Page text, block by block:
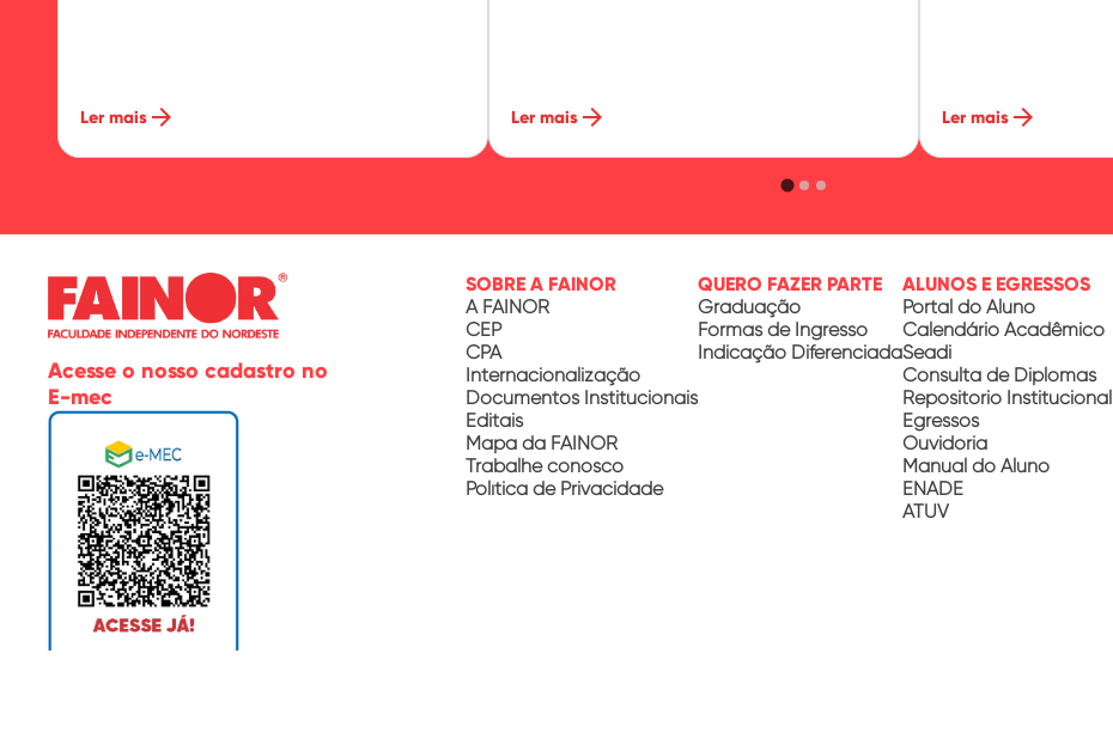
Ler mais arrow_forward Ler mais arrow_forward Ler mais arrow_forward
Acesse o nosso cadastro no
E-mec
SOBRE A FAINOR
A FAINOR
CEP
CPA
Internacionalização
Documentos Institucionais
Editais
Mapa da FAINOR
Trabalhe conosco
Política de Privacidade
QUERO FAZER PARTE
Graduação
Formas de Ingresso
Indicação Diferenciada
ALUNOS E EGRESSOS
Portal do Aluno
Calendário Acadêmico
Seadi
Consulta de Diplomas
Repositório Institucional
Egressos
Ouvidoria
Manual do Aluno
ENADE
ATUV